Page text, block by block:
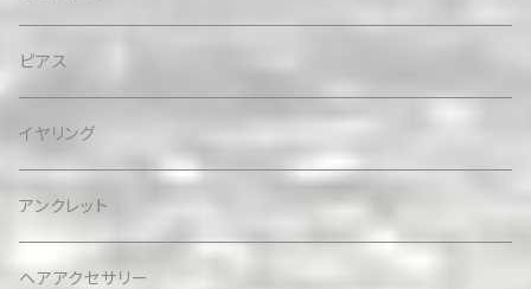
ピアス
イヤリング
アンクレット
ヘアアクセサリー